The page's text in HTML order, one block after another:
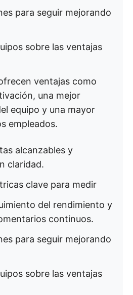
para seguir mejorando
sobre las ventajas
ventajas como
una mejor
equipo y una mayor
empleados.
alcanzables y
claridad.
clave para medir
del rendimiento y
continuos.
para seguir mejorando
sobre las ventajas